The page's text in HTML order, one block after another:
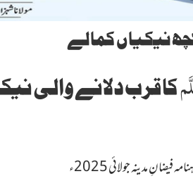
نیکیاں کمالے
کا قرب دلانے والی
فیضانِ مدینہ جولائی 2025ء